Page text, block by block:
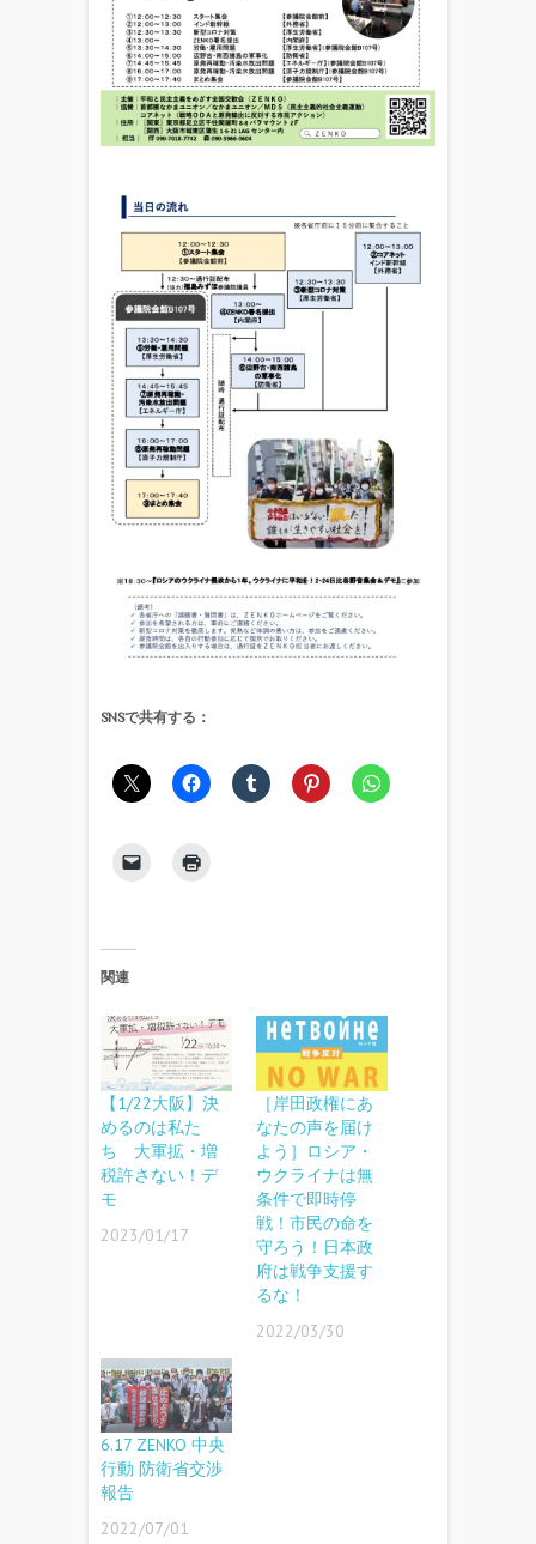
SNSで共有する：
関連
【1/22大阪】決
めるのは私た
ち 大軍拡・増
税許さない！デ
モ
2023/01/17
［岸田政権にあ
なたの声を届け
よう］ロシア・
ウクライナは無
条件で即時停
戦！市民の命を
守ろう！日本政
府は戦争支援す
るな！
2022/03/30
6.17 ZENKO 中央
行動 防衛省交渉
報告
2022/07/01